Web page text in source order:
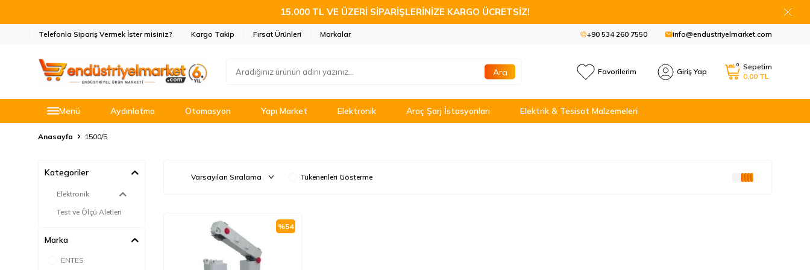
15.000 TL VE ÜZERİ SİPARİŞLERİNİZE KARGO ÜCRETSİZ!
Telefonla Sipariş Vermek İster misiniz? Kargo Takip Fırsat Ürünleri Markalar +90 534 260 7550 info@endustriyelmarket.com
Ara Favorilerim Giriş Yap
0
Sepetim
0,00 TL
Menü Aydınlatma Otomasyon Yapı Market Elektronik Araç Şarj İstasyonları Elektrik & Tesisat Malzemeleri
Anasayfa 1500/5
Kategoriler
Elektronik
Test ve Ölçü Aletleri
Marka
ENTES
Tükenenleri Gösterme
%54